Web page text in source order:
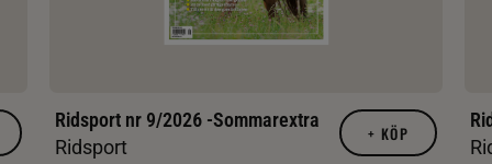
Ridsport nr 9/2026 -Sommarextra
Ridsport
+ KÖP